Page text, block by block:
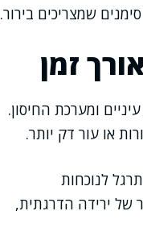
שמצריכים בירור.
זמן
ומערכת החיסון.
או עור דק יותר.
לנוכחות
של ירידה הדרגתית,